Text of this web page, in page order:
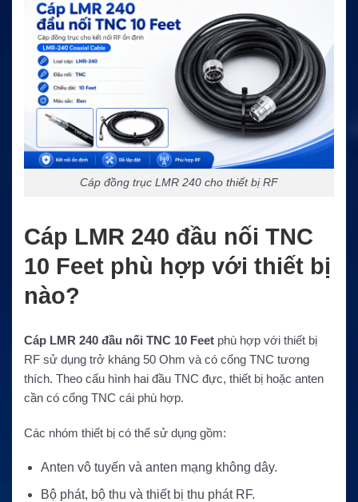
Cáp đồng trục LMR 240 cho thiết bị RF
Cáp LMR 240 đầu nối TNC
10 Feet phù hợp với thiết bị
nào?
Cáp LMR 240 đầu nối TNC 10 Feet phù hợp với thiết bị
RF sử dụng trở kháng 50 Ohm và có cổng TNC tương
thích. Theo cấu hình hai đầu TNC đực, thiết bị hoặc anten
cần có cổng TNC cái phù hợp.
Các nhóm thiết bị có thể sử dụng gồm:
Anten vô tuyến và anten mạng không dây.
Bộ phát, bộ thu và thiết bị thu phát RF.